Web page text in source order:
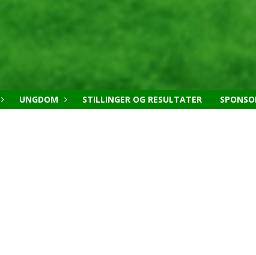
UNGDOM STILLINGER OG RESULTATER